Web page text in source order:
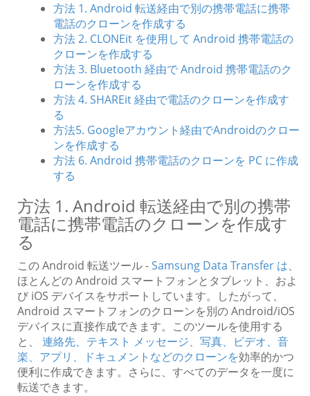
方法 1. Android 転送経由で別の携帯電話に携帯
電話のクローンを作成する
方法 2. CLONEit を使用して Android 携帯電話の
クローンを作成する
方法 3. Bluetooth 経由で Android 携帯電話のク
ローンを作成する
方法 4. SHAREit 経由で電話のクローンを作成す
る
方法5. Googleアカウント経由でAndroidのクロー
ンを作成する
方法 6. Android 携帯電話のクローンを PC に作成
する
方法 1. Android 転送経由で別の携帯
電話に携帯電話のクローンを作成す
る
この Android 転送ツール -Samsung Data Transfer は、
ほとんどの Android スマートフォンとタブレット、およ
び iOS デバイスをサポートしています。したがって、
Android スマートフォンのクローンを別の Android/iOS
デバイスに直接作成できます。このツールを使用する
と、 連絡先、テキスト メッセージ、写真、ビデオ、音
楽、アプリ、ドキュメントなどのクローンを効率的かつ
便利に作成できます。さらに、すべてのデータを一度に
転送できます。